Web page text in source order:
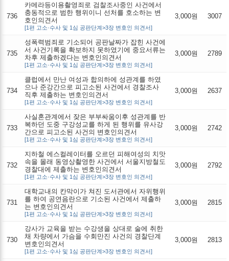
736
카메라등이용촬영죄로 검찰조사중인 사건에서
충동적으로 범한 행위이니 선처를 호소하는 변
호인의견서
[1편 고소·수사 및 1심 공판단계>3장 변호인 의견서]
3,000원 3007
735
성폭력범죄로 기소되어 공판날짜가 잡힌 사건에
서 사건기록을 확보하지 못하였기에 중요서류는
차후 제출하겠다는 변호인의견서
[1편 고소·수사 및 1심 공판단계>3장 변호인 의견서]
3,000원 2789
734
클럽에서 만난 여성과 합의하에 성관계를 하였
으나 준강간으로 피고소된 사건에서 경찰조사
직후 제출하는 변호인의견서
[1편 고소·수사 및 1심 공판단계>3장 변호인 의견서]
3,000원 2637
733
사실혼관계에서 잦은 부부싸움이후 성관계를 반
복하던 도중 구강성교를 하게 된 행위를 유사강
간으로 피고소된 사건의 변호인의견서
[1편 고소·수사 및 1심 공판단계>3장 변호인 의견서]
3,000원 2742
732
지하철 에스컬레이터를 오르던 피해여성의 치맛
속을 몰래 동영상촬영한 사건에서 서울지방철도
경찰대에 제출하는 변호인의견서
[1편 고소·수사 및 1심 공판단계>3장 변호인 의견서]
3,000원 2792
731
대학교내의 칸막이가 쳐진 도서관에서 자위행위
를 하여 공연음란으로 기소된 사건에서 제출하
는 변호인의견서
[1편 고소·수사 및 1심 공판단계>3장 변호인 의견서]
3,000원 2815
730
강사가 교육을 받는 수강생을 상대로 술에 취한
채 차량에서 가슴을 수회만진 사건의 경찰단계
변호인의견서
[1편 고소·수사 및 1심 공판단계>3장 변호인 의견서]
3,000원 2813